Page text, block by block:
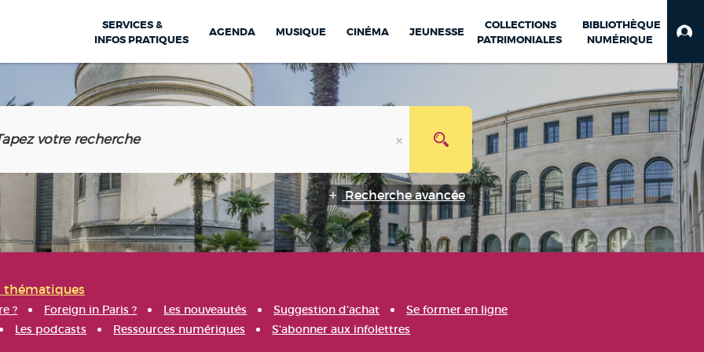
SERVICES &
INFOS PRATIQUES
AGENDA MUSIQUE CINÉMA JEUNESSE
COLLECTIONS
PATRIMONIALES
BIBLIOTHÈQUE
NUMÉRIQUE
Recherche avancée
thématiques
? Foreign in Paris ? Les nouveautés Suggestion d'achat
Se former en ligne
Les podcasts Ressources numériques S'abonner aux infolettres